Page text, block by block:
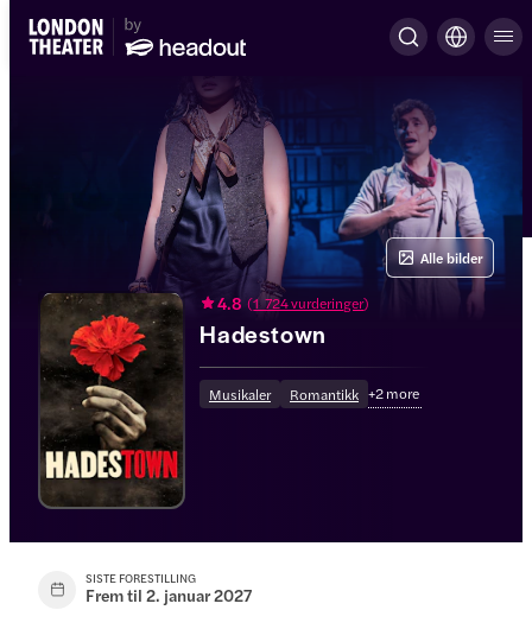
4.8 (1 724 vurderinger)
Hadestown
Musikaler Romantikk +2more
Alle bilder
SISTE FORESTILLING
Frem til 2. januar 2027